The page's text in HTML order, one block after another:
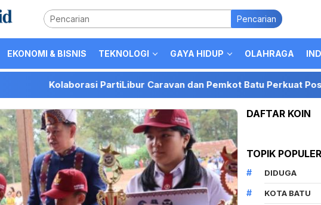
Pencarian
EKONOMI & BISNIS TEKNOLOGI GAYA HIDUP OLAHRAGA
Kolaborasi PartiLibur Caravan dan Pemkot Batu Perkuat Posisi Kota
DAFTAR KOIN
TOPIK POPULER
DIDUGA
KOTA BATU